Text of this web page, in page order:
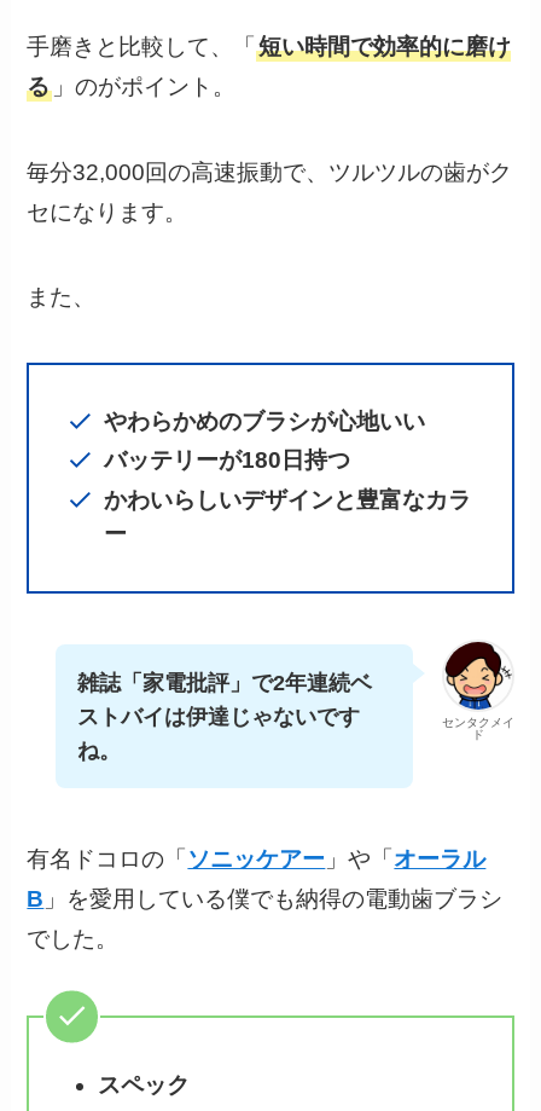
手磨きと比較して、「短い時間で効率的に磨け
る 」のがポイント。
毎分32,000回の高速振動で、ツルツルの歯がク
セになります。
また、
やわらかめのブラシが心地いい
バッテリーが180日持つ
かわいらしいデザインと豊富なカラ
ー
センタクメイ
ド
雑誌「家電批評」で2年連続ベ
ストバイは伊達じゃないです
ね。
有名ドコロの「 ソニッケアー 」や「 オーラル
B 」を愛用している僕でも納得の電動歯ブラシ
でした。
スペック